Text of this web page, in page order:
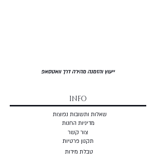
ייעוץ והזמנה מהירה דרך וואטסאפ
INFO
שאלות ותשובות נפוצות
מדיניות החנות
צור קשר
תקנון פרטיות
טבלת מידות